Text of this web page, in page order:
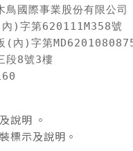
國際事業股份有限公司
)字第620111M358號
(內)字第
段8號3樓
說明 。
標示及說明。